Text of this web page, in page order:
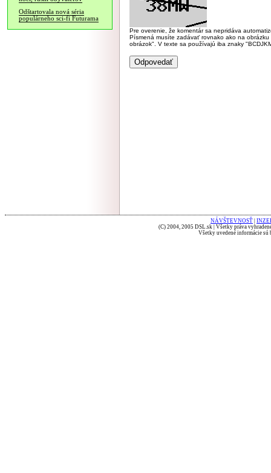
Odštartovala nová séria
populárneho sci-fi Futurama
Pre overenie, že komentár sa nepridáva
Písmená musíte zadávať rovnako ako na
obrázok". V texte sa používajú iba znaky
NÁVŠTEVNOSŤ
(C) 2004, 2005 DSL.sk | Všetky práva
Všetky uvedené informácie sú